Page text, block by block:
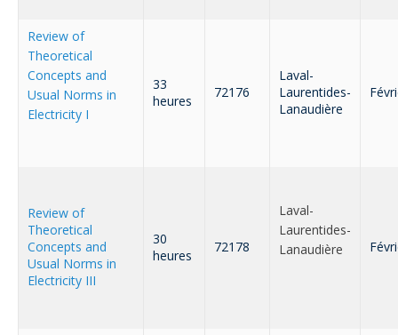
Review of
Theoretical
Concepts and
Usual Norms in
Electricity I
33
heures
72176
Laval-
Laurentides-
Lanaudière
Review of
Theoretical
Concepts and
Usual Norms in
Electricity III
30
heures
72178
Laval-
Laurentides-
Lanaudière